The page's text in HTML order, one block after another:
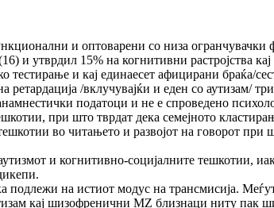
и оптоварени со низа
и утврдил 15% на когнитивни растројства
тестирање и кај единаесет афицирани браќа/
ретардација /вклучувајќи и еден со аутизам/
податоци и не е спроведено
при што тврдат дека семејното
во читањето и развојот на говорот при
и когнитивно-социјалните тешкотии,
на истиот модус на трансмисија.
кај шизофренични MZ близнаци ниту пак